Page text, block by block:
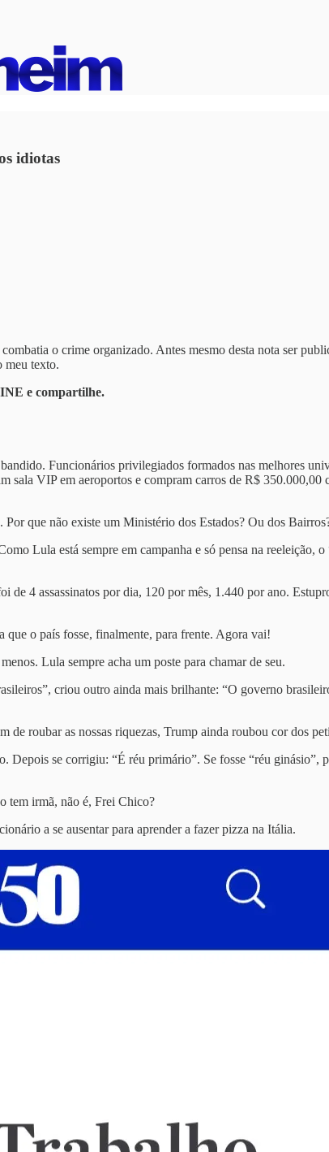
idiotas
o crime organizado. Antes mesmo desta nota ser
meu texto.
e compartilhe.
Funcionários privilegiados formados nas melhores
sala VIP em aeroportos e compram carros de R$
que não existe um Ministério dos Estados? Ou dos
Lula está sempre em campanha e só pensa na reeleição,
4 assassinatos por dia, 120 por mês, 1.440 por ano.
que o país fosse, finalmente, para frente. Agora vai!
Lula sempre acha um poste para chamar de seu.
criou outro ainda mais brilhante: “O governo
roubar as nossas riquezas, Trump ainda roubou cor dos
se corrigiu: “É réu primário”. Se fosse “réu ginásio”,
tem irmã, não é, Frei Chico?
a se ausentar para aprender a fazer pizza na Itália.